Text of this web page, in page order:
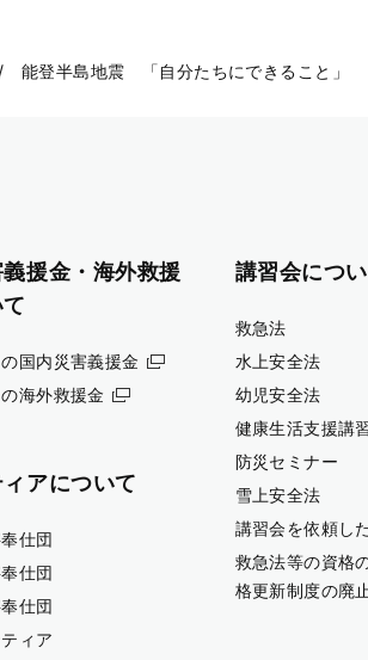
能登半島地震 「自分たちにできること」
援金・海外救援
国内災害義援金
海外救援金
アについて
仕団
仕団
仕団
ィア
講習会につ
救急法
水上安全法
幼児安全法
健康生活支援講
防災セミナー
雪上安全法
講習会を依頼し
救急法等の資格
格更新制度の廃